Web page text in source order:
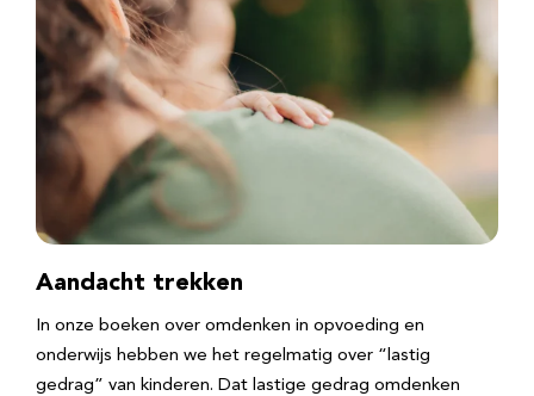
Aandacht trekken
In onze boeken over omdenken in opvoeding en
onderwijs hebben we het regelmatig over “lastig
gedrag” van kinderen. Dat lastige gedrag omdenken